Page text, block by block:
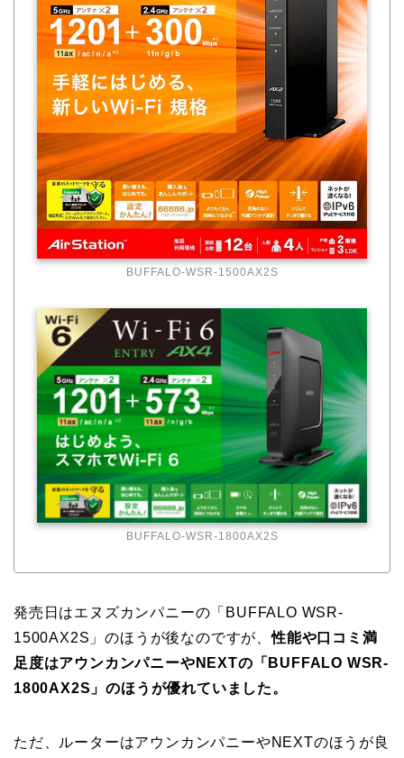
BUFFALO-WSR-1500AX2S
BUFFALO-WSR-1800AX2S
発売日はエヌズカンパニーの「BUFFALO WSR-
1500AX2S」のほうが後なのですが、性能や口コミ満
足度はアウンカンパニーやNEXTの「BUFFALO WSR-
1800AX2S」のほうが優れていました。
ただ、ルーターはアウンカンパニーやNEXTのほうが良